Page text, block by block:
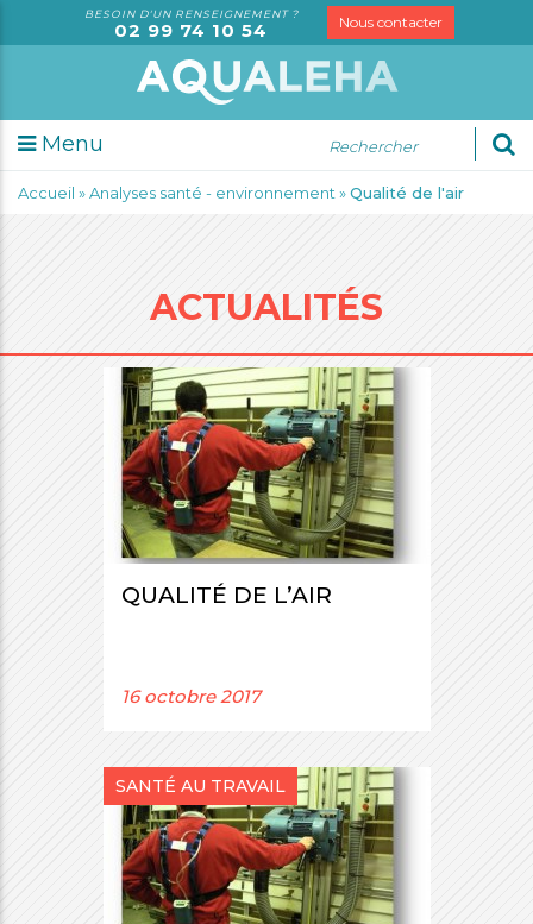
BESOIN D'UN RENSEIGNEMENT ?
02 99 74 10 54 Nous contacter
Menu
Accueil »Analyses santé - environnement »Qualité de l'air
ACTUALITÉS
QUALITÉ DE L’AIR
16 octobre 2017
SANTÉ AU TRAVAIL